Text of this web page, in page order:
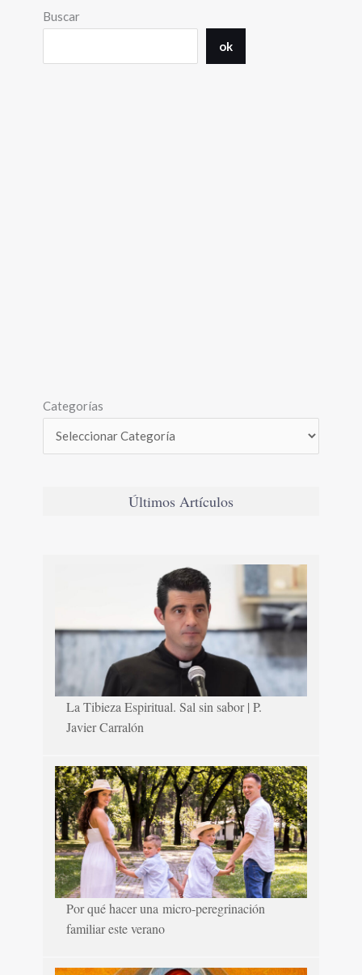
Buscar
ok
Categorías
Últimos Artículos
La Tibieza Espiritual. Sal sin sabor | P.
Javier Carralón
Por qué hacer una micro-peregrinación
familiar este verano